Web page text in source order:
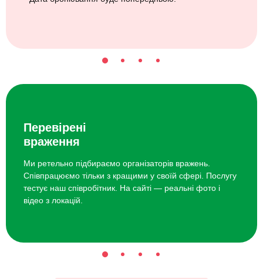
Перевірені
враження
Ми ретельно підбираємо організаторів вражень.
Співпрацюємо тільки з кращими у своїй сфері. Послугу
тестує наш співробітник. На сайті — реальні фото і
відео з локацій.